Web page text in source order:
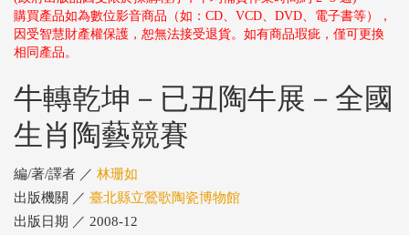
購買產品如為數位影音商品（如：CD、VCD、DVD、電子書等），
因受智慧財產權保護，恕無法接受退貨。如有商品瑕疵，僅可更換
相同產品。
牛轉乾坤－已丑陶牛展－全國
生肖陶藝競賽
編/著/譯者 ／ 林珊如
出版機關 ／ 臺北縣立鶯歌陶瓷博物館
出版日期 ／ 2008-12